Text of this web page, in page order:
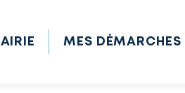
MES DÉMARCHES